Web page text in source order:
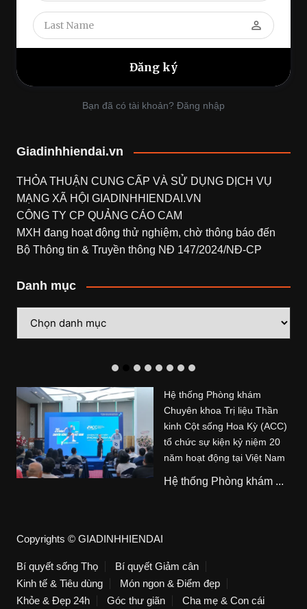
perm_identity
Bạn đã có tài khoản? Đăng nhập
Giadinhhiendai.vn
THỎA THUẬN CUNG CẤP VÀ SỬ DỤNG DỊCH VỤ
MẠNG XÃ HỘI GIADINHHIENDAI.VN
CÔNG TY CP QUẢNG CÁO CAM
MXH đang hoạt động thử nghiệm, chờ thông báo đến
Bộ Thông tin & Truyền thông NĐ 147/2024/NĐ-CP
Danh mục
mục
Hệ thống Phòng khám
Chuyên khoa Trị liệu Thần
kinh Cột sống Hoa Kỳ (ACC)
tổ chức sự kiện kỷ niệm 20
năm hoạt động tại Việt Nam
Hệ thống Phòng khám ...
Copyrights © GIADINHHIENDAI
Bí quyết sống Thọ
Bí quyết Giảm cân
Kinh tế & Tiêu dùng
Món ngon & Điểm đẹp
Khỏe & Đẹp 24h
Góc thư giãn Cha mẹ & Con cái